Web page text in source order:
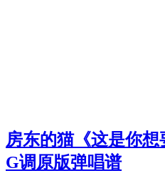
房东的猫《这是你想
G调原版弹唱谱